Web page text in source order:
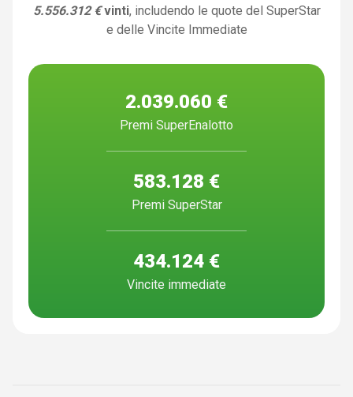
5.556.312 € vinti, includendo le quote del SuperStar
e delle Vincite Immediate
2.039.060 €
Premi SuperEnalotto
583.128 €
Premi SuperStar
434.124 €
Vincite immediate